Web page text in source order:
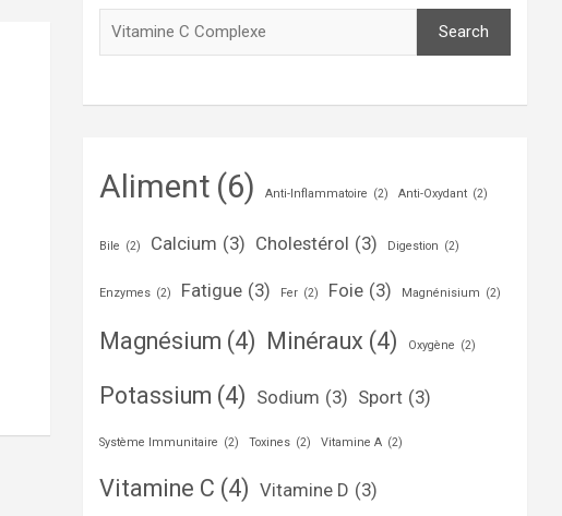
Search
Aliment (6) Anti-Inflammatoire (2) Anti-Oxydant (2)
Bile (2) Calcium (3) Cholestérol (3) Digestion (2)
Enzymes (2) Fatigue (3) Fer (2) Foie (3) Magnénisium (2)
Magnésium (4) Minéraux (4) Oxygène (2)
Potassium (4) Sodium (3) Sport (3)
Système Immunitaire (2) Toxines (2) Vitamine A (2)
Vitamine C (4) Vitamine D (3)